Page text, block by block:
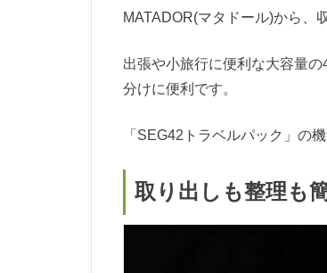
MATADOR(マタドール)から、
出張や小旅行に便利な大容量
分けに便利です。
「SEG42トラベルパック」の
取り出しも整理も